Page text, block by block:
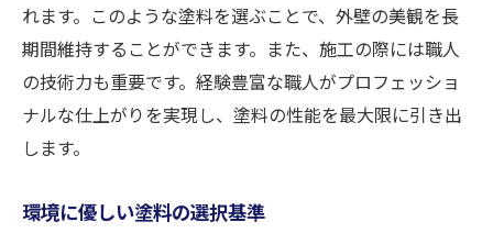
れます。このような塗料を選ぶことで、外壁の美観を長
期間維持することができます。また、施工の際には職人
の技術力も重要です。経験豊富な職人がプロフェッショ
ナルな仕上がりを実現し、塗料の性能を最大限に引き出
します。
環境に優しい塗料の選択基準